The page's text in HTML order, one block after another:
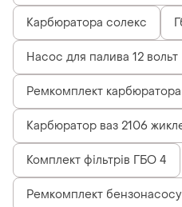
Карбюратора солекс
Насос для палива 12 вольт
Ремкомплект
Карбюратор ваз 2106
Комплект фільтрів ГБО 4
Ремкомплект